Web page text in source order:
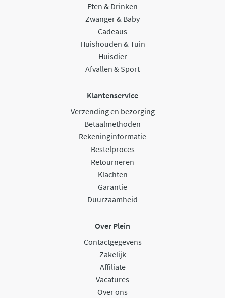
Eten & Drinken
Zwanger & Baby
Cadeaus
Huishouden & Tuin
Huisdier
Afvallen & Sport
Klantenservice
Verzending en bezorging
Betaalmethoden
Rekeninginformatie
Bestelproces
Retourneren
Klachten
Garantie
Duurzaamheid
Over Plein
Contactgegevens
Zakelijk
Affiliate
Vacatures
Over ons